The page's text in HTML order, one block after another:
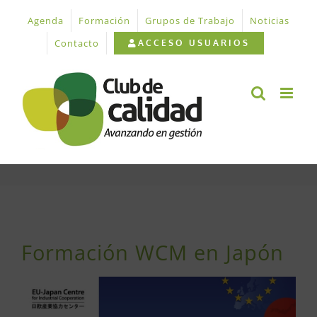
contenido
Agenda Formación Grupos de Trabajo
Noticias
Contacto
ACCESO USUARIOS
imagen
más
Formación WCM en Japón